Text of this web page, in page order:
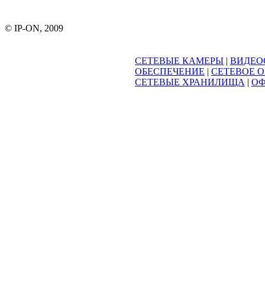
© IP-ON, 2009
СЕТЕВЫЕ КАМЕРЫ |
ОБЕСПЕЧЕНИЕ | СЕТЕВОЕ
СЕТЕВЫЕ ХРАНИЛИЩА |